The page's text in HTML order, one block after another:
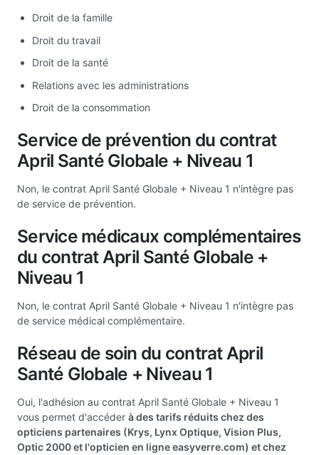
Droit de la famille
Droit du travail
Droit de la santé
Relations avec les administrations
Droit de la consommation
Service de prévention du contrat
April Santé Globale + Niveau 1
Non, le contrat April Santé Globale + Niveau 1 n'intègre pas
de service de prévention.
Service médicaux complémentaires
du contrat April Santé Globale +
Niveau 1
Non, le contrat April Santé Globale + Niveau 1 n'intègre pas
de service médical complémentaire.
Réseau de soin du contrat April
Santé Globale + Niveau 1
Oui, l'adhésion au contrat April Santé Globale + Niveau 1
vous permet d'accéder à des tarifs réduits chez des
opticiens partenaires (Krys, Lynx Optique, Vision Plus,
Optic 2000 et l'opticien en ligne easyverre.com) et chez